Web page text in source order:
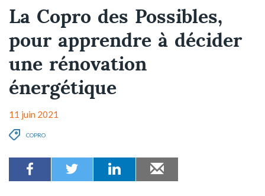
La Copro des Possibles,
pour apprendre à décider
une rénovation
énergétique
11 juin 2021
COPRO